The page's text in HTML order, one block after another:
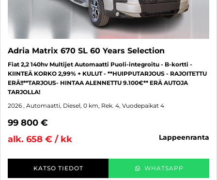
Adria Matrix 670 SL 60 Years Selection
Fiat 2,2 140hv Multijet Automaatti Puoli-integroitu - B-kortti -
KIINTEÄ KORKO 2,99% + KULUT - **HUIPPUTARJOUS - RAJOITETTU
ERÄ!!**TARJOUS- HINTAA ALENNETTU 9.100€** ERÄ AUTOJA
TARJOLLA!
2026 , Automaatti, Diesel, 0 km, Rek. 4, Vuodepaikat 4
99 800 €
alk. 658 € / kk
lappeenranta
KATSO TIEDOT WHATSAPP